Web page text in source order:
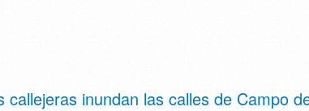
callejeras inundan las calles de Campo